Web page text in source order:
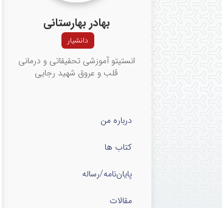
بهادر بهارستانی
دانشیار
انستیتو آموزشی تحقیقاتی و درمانی
قلب و عروق شهید رجایی
درباره من
کتاب ها
پایان‌نامه‌/رساله
مقالات